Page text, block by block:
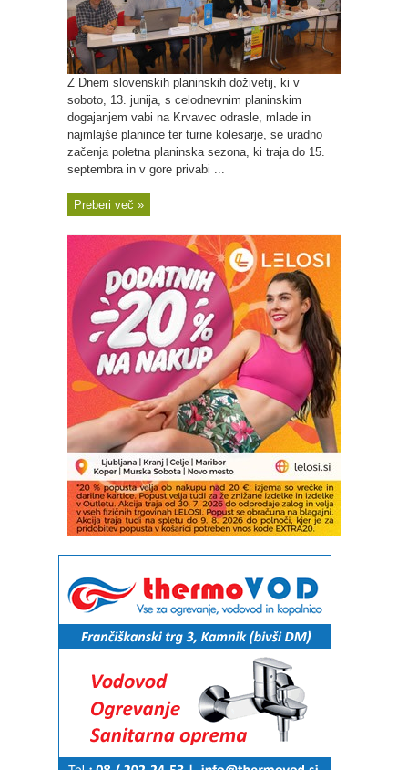
Z Dnem slovenskih planinskih doživetij, ki v
soboto, 13. junija, s celodnevnim planinskim
dogajanjem vabi na Krvavec odrasle, mlade in
najmlajše planince ter turne kolesarje, se uradno
začenja poletna planinska sezona, ki traja do 15.
septembra in v gore privabi ...
Preberi več »